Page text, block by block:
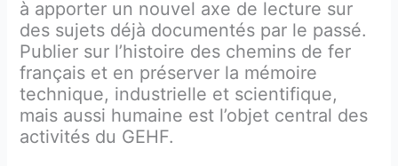
à apporter un nouvel axe de lecture sur
des sujets déjà documentés par le passé.
Publier sur l’histoire des chemins de fer
français et en préserver la mémoire
technique, industrielle et scientifique,
mais aussi humaine est l’objet central des
activités du GEHF.